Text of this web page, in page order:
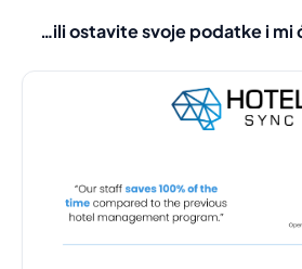
…ili ostavite svoje podatke i mi